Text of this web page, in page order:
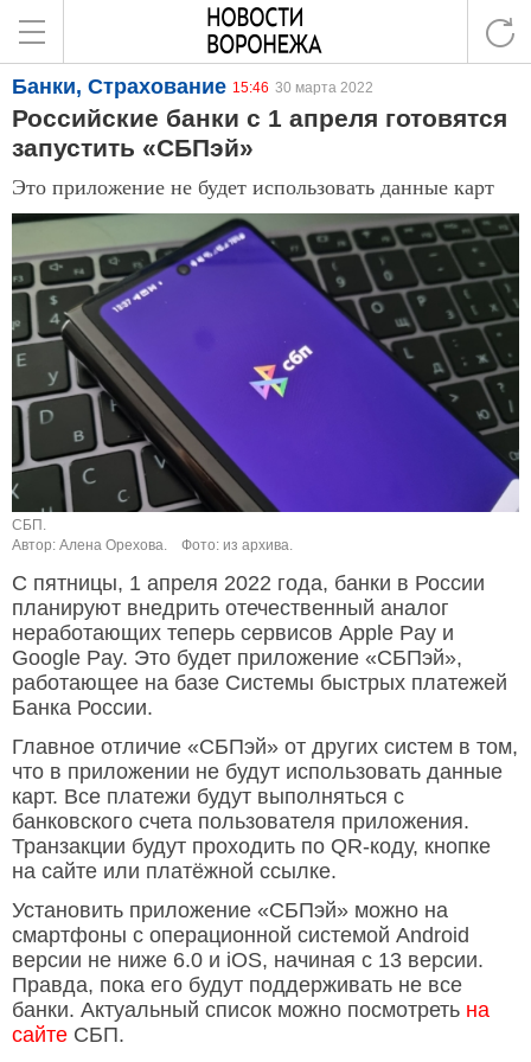
Банки, Страхование 15:46 30 марта 2022
Российские банки с 1 апреля готовятся
запустить «СБПэй»
Это приложение не будет использовать данные карт
СБП.
Автор: Алена Орехова.
Фото: из архива.
С пятницы, 1 апреля 2022 года, банки в России
планируют внедрить отечественный аналог
неработающих теперь сервисов Apple Pay и
Google Pay. Это будет приложение «СБПэй»,
работающее на базе Системы быстрых платежей
Банка России.
Главное отличие «СБПэй» от других систем в том,
что в приложении не будут использовать данные
карт. Все платежи будут выполняться с
банковского счета пользователя приложения.
Транзакции будут проходить по QR-коду, кнопке
на сайте или платёжной ссылке.
Установить приложение «СБПэй» можно на
смартфоны с операционной системой Android
версии не ниже 6.0 и iOS, начиная с 13 версии.
Правда, пока его будут поддерживать не все
банки. Актуальный список можно посмотреть на
сайте СБП.